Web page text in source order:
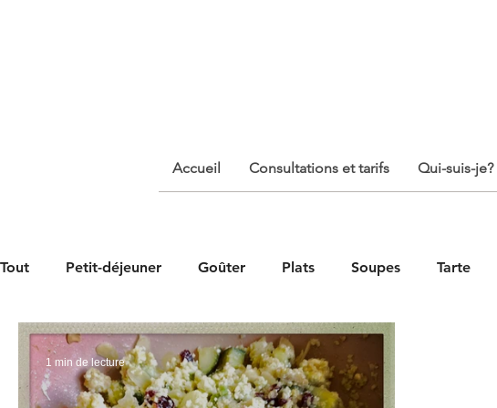
Accueil Consultations et tarifs Qui-suis-je?
Tout Petit-déjeuner Goûter Plats Soupes Tarte
1 min de lecture